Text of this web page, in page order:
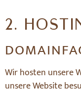
2.
Wir hosten unsere
unsere Website